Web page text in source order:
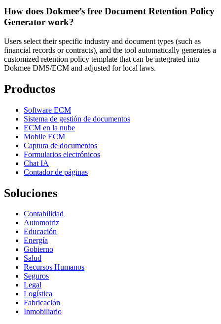
How does Dokmee’s free Document Retention Policy
Generator work?
Users select their specific industry and document types (such as
financial records or contracts), and the tool automatically generates a
customized retention policy template that can be integrated into
Dokmee DMS/ECM and adjusted for local laws.
Productos
Software ECM
Sistema de gestión de documentos
ECM en la nube
Mobile ECM
Captura de documentos
Formularios electrónicos
Chat IA
Contador de páginas
Soluciones
Contabilidad
Automotriz
Educación
Energía
Gobierno
Salud
Recursos Humanos
Seguros
Legal
Logística
Fabricación
Inmobiliario